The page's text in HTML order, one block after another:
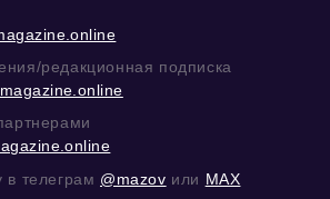
редакционная подписка
в телеграм @mazov или MAX